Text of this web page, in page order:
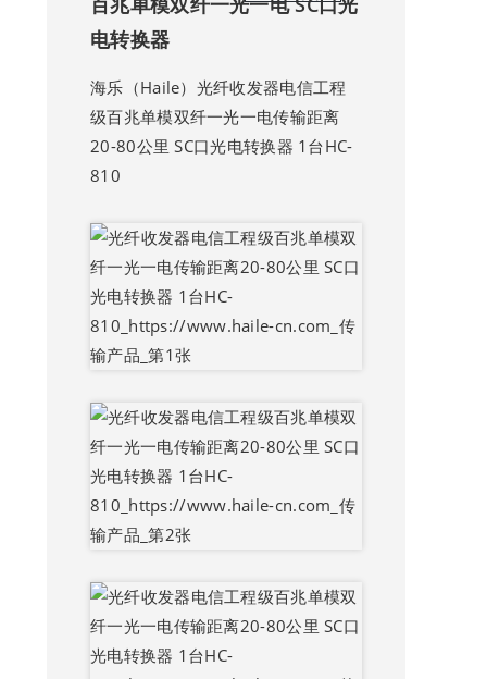
电转换器
海乐（Haile）光纤收发器电信工程
级百兆单模双纤一光一电传输距离
20-80公里 SC口光电转换器 1台HC-
810